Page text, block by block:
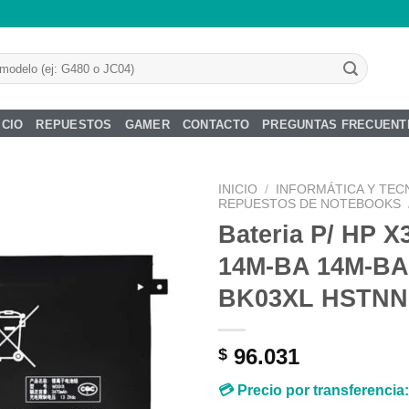
REPUESTOS GAMER CONTACTO PREGUNTAS
Añadir
a la
lista de
deseos
INICIO /
INFORMÁTICA Y
REPUESTOS DE NOTEBOOKS
Bateria P/ HP
14M-BA 14M-
BK03XL
$ 96.031
💳 Precio por